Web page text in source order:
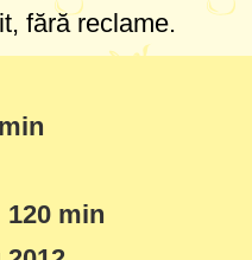
fără reclame.
120 min